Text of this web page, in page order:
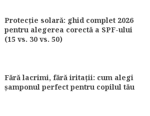
Protecție solară: ghid complet 2026
pentru alegerea corectă a SPF-ului
(15 vs. 30 vs. 50)
Fără lacrimi, fără iritații: cum alegi
șamponul perfect pentru copilul tău